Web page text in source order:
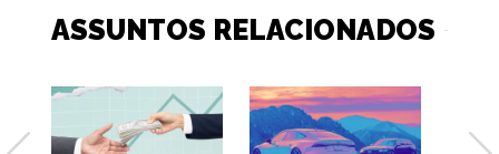
ASSUNTOS RELACIONADOS